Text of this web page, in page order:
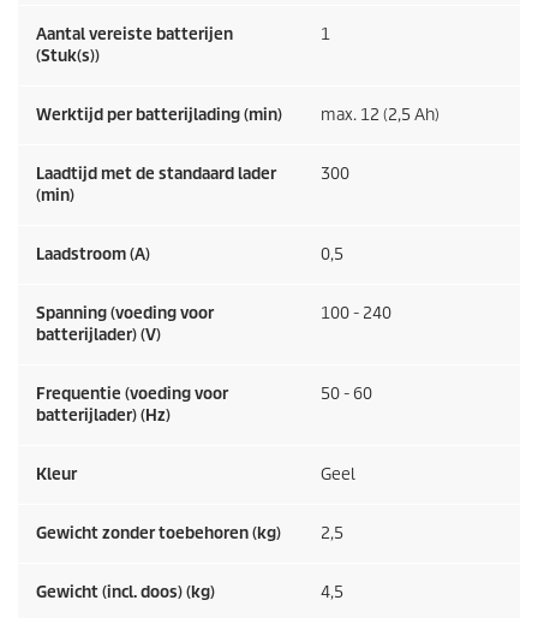
Aantal vereiste batterijen
(Stuk(s))
1
Werktijd per batterijlading (min) max. 12 (2,5 Ah)
Laadtijd met de standaard lader
(min)
300
Laadstroom (A) 0,5
Spanning (voeding voor
batterijlader) (V)
100 - 240
Frequentie (voeding voor
batterijlader) (Hz)
50 - 60
Kleur Geel
Gewicht zonder toebehoren (kg) 2,5
Gewicht (incl. doos) (kg) 4,5